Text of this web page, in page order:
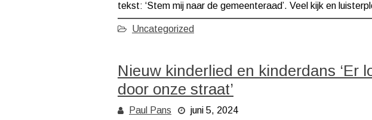
tekst: ‘Stem mij naar de gemeenteraad’. Veel kijk en
Uncategorized
Nieuw kinderlied en kinderdans ‘Er
door onze straat’
Paul Pans
juni 5, 2024